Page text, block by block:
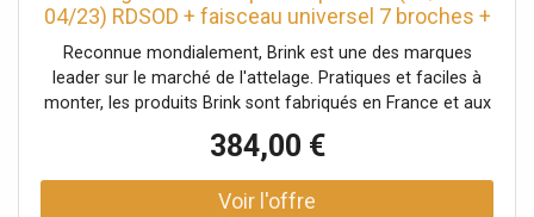
04/23) RDSOD + faisceau universel 7 broches +
boitier électronique
Reconnue mondialement, Brink est une des marques
leader sur le marché de l'attelage. Pratiques et faciles à
monter, les produits Brink sont fabriqués en France et aux
Pays-Bas pour garantir un haut niveau de qualité. Facile à
monter grâce aux notices de montage fournies (partie
mécanique et partie électrique). Caractéristiques :
Indications : Renault Espace V phase 1 - sauf modèles
384,00 €